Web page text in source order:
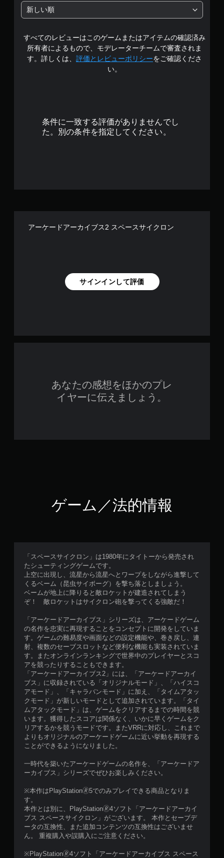
中
の
4
.
新しい順
すべてのレビューはこのゲームまたはアイテムの確認済み
所有者によるもので、モデレーターチームで審査されま
す。詳しくは、 評価とレビューポリシーをご確認くださ
い。
条件に一致する評価がありませんでし
た。別の条件を指定してください。
アーケードアーカイブス2 スペースサイクロン
サインインして評価
あなたの感想をほかのプレ
イヤーに伝えましょう。
ゲーム／法的情報
「スペースサイクロン」は1980年にタイトーから発売され
たシューティングゲームです。
上空に出現し、流星から流星へとワープをしながら進撃して
くるベーム（昆虫サイボーグ）を撃ち落としましょう。
ベームが地上に降りると敵ロケットが建造されてしまう
ぞ！ 敵ロケットはサイクロン砲を撃ってくる強敵だ！
「アーケードアーカイブス」シリーズは、アーケードゲーム
の名作を忠実に再現することをコンセプトに開発をしていま
す。ゲームの難易度や画面などの設定機能や、巻き戻し、連
射、複数のセーブスロットなど便利な機能も実装されていま
す。またオンラインランキングで世界中のプレイヤーとスコ
アを競ったりすることもできます。
「アーケードアーカイブス2」には、「アーケードアーカイ
ブス」に収録されている「オリジナルモード」、「ハイスコ
アモード」、「キャラバンモード」に加え、「タイムアタッ
クモード」が新しいモードとして追加されています。「タイ
ムアタックモード」は、ゲームをクリアするまでの時間を競
います。獲得したスコアは関係なく、いかに早くゲームをク
リアするかを競うモードです。またVRRに対応し、これまで
よりもオリジナルのアーケードゲームに近い挙動を再現する
ことができるようになりました。
一時代を築いたアーケードゲームの名作を、「アーケードア
ーカイブス」シリーズでぜひお楽しみください。
※本作はPlayStation🄬5でのみプレイできる商品となりま
す。
本作とは別に、PlayStation🄬4ソフト「アーケードアーカイ
ブス スペースサイクロン」がございます。 本作とセーブデ
ータの互換性、また追加コンテンツの互換性はございませ
ん。 重複購入や誤購入にご注意ください。
※PlayStation🄬4ソフト「アーケードアーカイブス スペース